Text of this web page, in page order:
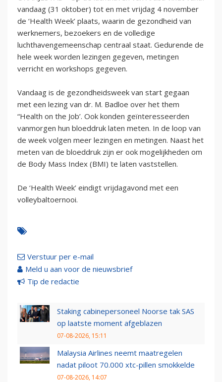
vandaag (31 oktober) tot en met vrijdag 4 november
de ‘Health Week’ plaats, waarin de gezondheid van
werknemers, bezoekers en de volledige
luchthavengemeenschap centraal staat. Gedurende de
hele week worden lezingen gegeven, metingen
verricht en workshops gegeven.
Vandaag is de gezondheidsweek van start gegaan
met een lezing van dr. M. Badloe over het them
“Health on the Job’. Ook konden geïnteresseerden
vanmorgen hun bloeddruk laten meten. In de loop van
de week volgen meer lezingen en metingen. Naast het
meten van de bloeddruk zijn er ook mogelijkheden om
de Body Mass Index (BMI) te laten vaststellen.
De ‘Health Week’ eindigt vrijdagavond met een
volleybaltoernooi.
Verstuur per e-mail
Meld u aan voor de nieuwsbrief
Tip de redactie
Staking cabinepersoneel Noorse tak SAS
op laatste moment afgeblazen
07-08-2026, 15:11
Malaysia Airlines neemt maatregelen
nadat piloot 70.000 xtc-pillen smokkelde
07-08-2026, 14:07